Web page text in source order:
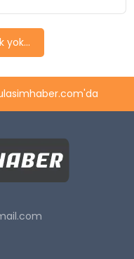
yok...